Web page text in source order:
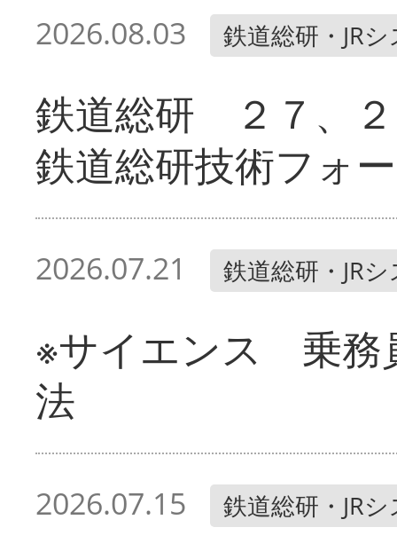
2026.08.03 鉄道総研・JR
鉄道総研 ２７、
鉄道総研技術フォ
2026.07.21 鉄道総研・JR
※サイエンス 乗務
法
2026.07.15 鉄道総研・JR